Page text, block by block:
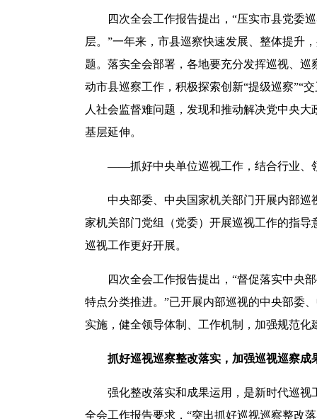
四次全会工作报告提出，“压实市县党委巡
层。”一年来，市县巡察快速发展、整体提升
题。落实全会部署，各地要充分发挥巡视、
动市县巡察工作，积极探索创新“提级巡察”“
人社会监督难问题，发现和推动解决党中央
基层延伸。
——抓好中央单位巡视工作，结合行业、领
中央部委、中央国家机关部门开展内部巡
家机关部门党组（党委）开展巡视工作的指
巡视工作更好开展。
四次全会工作报告提出，“督促落实中央部
特点分类推进。”已开展内部巡视的中央部委
实施，健全领导体制、工作机制，加强规范化
抓好巡视巡察整改落实，加强巡视巡察成
强化整改落实和成果运用，是新时代巡视
全会工作报告要求，“突出抓好巡视巡察整改